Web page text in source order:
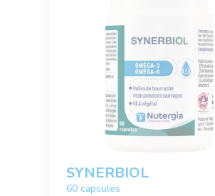
SYNERBIOL
60 capsules